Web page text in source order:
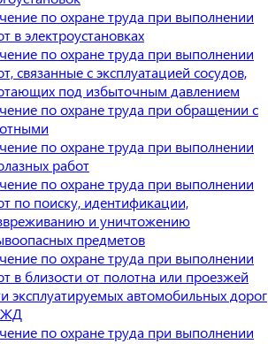
по охране труда при выполнении
в электроустановках
по охране труда при выполнении
связанные с эксплуатацией сосудов,
под избыточным давлением
по охране труда при обращении с
по охране труда при выполнении
работ
по охране труда при выполнении
по поиску, идентификации,
и уничтожению
предметов
по охране труда при выполнении
в близости от полотна или проезжей
эксплуатируемых автомобильных дорог
ЖД
по охране труда при выполнении